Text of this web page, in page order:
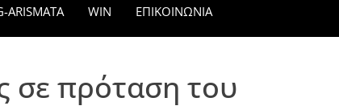
ARISMATA WIN ΕΠΙΚΟΙΝΩΝΊΑ
σε πρόταση του